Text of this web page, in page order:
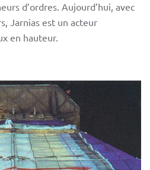
d’ordres. Aujourd’hui, avec
Jarnias est un acteur
en hauteur.